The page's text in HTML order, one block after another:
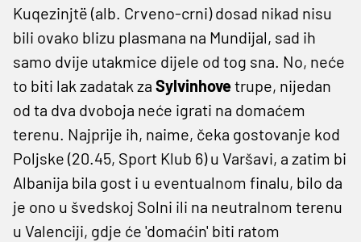
Kuqezinjtë (alb. Crveno-crni) dosad nikad nisu
bili ovako blizu plasmana na Mundijal, sad ih
samo dvije utakmice dijele od tog sna. No, neće
to biti lak zadatak za Sylvinhovetrupe, nijedan
od ta dva dvoboja neće igrati na domaćem
terenu. Najprije ih, naime, čeka gostovanje kod
Poljske (20.45, Sport Klub 6) u Varšavi, a zatim bi
Albanija bila gost i u eventualnom finalu, bilo da
je ono u švedskoj Solni ili na neutralnom terenu
u Valenciji, gdje će 'domaćin' biti ratom